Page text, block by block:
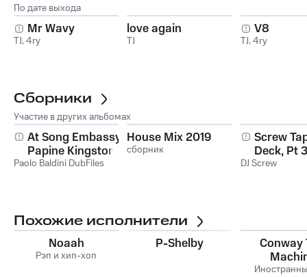
По дате выхода
Mr Wavy
TJ,4ry
love again
TJ
V8
TJ,4ry
Сборники
Участие в других альбомах
At Song Embassy
Papine Kingston 6
Paolo Baldini DubFiles
House Mix 2019
сборник
Screw
Deck, Pt
Final
DJ Screw
Похожие исполнители
Noaah
Рэп и хип-хоп
P-Shelby
Conway